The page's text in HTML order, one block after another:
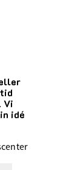
Vi
idé